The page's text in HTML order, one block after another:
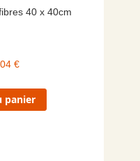
40 x 40cm
€
panier